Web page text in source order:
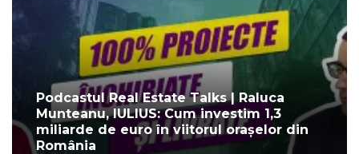
Podcastul Real Estate Talks | Raluca
Munteanu, IULIUS: Cum investim 1,3
miliarde de euro în viitorul orașelor din
România